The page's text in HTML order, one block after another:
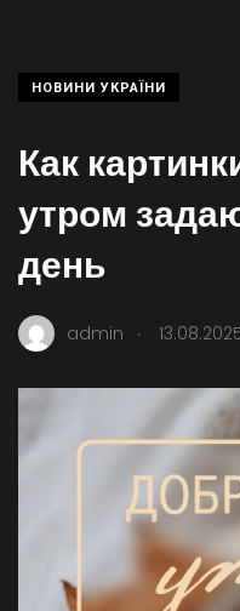
НОВИНИ УКРАЇНИ
Как
утром
день
admin .